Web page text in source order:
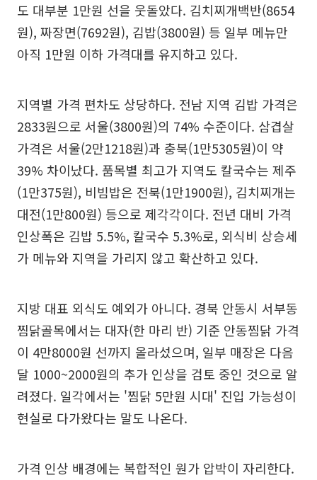
도 대부분 1만원 선을 웃돌았다. 김치찌개백반(8654
원), 짜장면(7692원), 김밥(3800원) 등 일부 메뉴만
아직 1만원 이하 가격대를 유지하고 있다.
지역별 가격 편차도 상당하다. 전남 지역 김밥 가격은
2833원으로 서울(3800원)의 74% 수준이다. 삼겹살
가격은 서울(2만1218원)과 충북(1만5305원)이 약
39% 차이났다. 품목별 최고가 지역도 칼국수는 제주
(1만375원), 비빔밥은 전북(1만1900원), 김치찌개는
대전(1만800원) 등으로 제각각이다. 전년 대비 가격
인상폭은 김밥 5.5%, 칼국수 5.3%로, 외식비 상승세
가 메뉴와 지역을 가리지 않고 확산하고 있다.
지방 대표 외식도 예외가 아니다. 경북 안동시 서부동
찜닭골목에서는 대자(한 마리 반) 기준 안동찜닭 가격
이 4만8000원 선까지 올라섰으며, 일부 매장은 다음
달 1000~2000원의 추가 인상을 검토 중인 것으로 알
려졌다. 일각에서는 '찜닭 5만원 시대' 진입 가능성이
현실로 다가왔다는 말도 나온다.
가격 인상 배경에는 복합적인 원가 압박이 자리한다.